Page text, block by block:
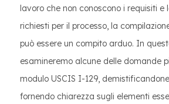
lavoro che non conoscono i requisiti e
richiesti per il processo, la
può essere un compito arduo. In
esamineremo alcune delle domande
modulo USCIS I-129,
fornendo chiarezza sugli elementi